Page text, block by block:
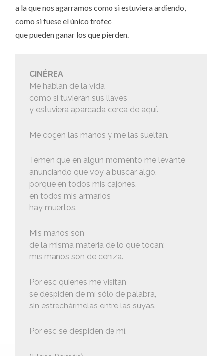
a la que nos agarramos como si estuviera ardiendo,
como si fuese el único trofeo
que pueden ganar los que pierden.
CINÉREA
Me hablan de la vida
como si tuvieran sus llaves
y estuviera aparcada cerca de aquí.
Me cogen las manos y me las sueltan.
Temen que en algún momento me levante
anunciando que voy a buscar algo,
porque en todos mis cajones,
en todos mis armarios,
hay muertos.
Mis manos son
de la misma materia de lo que tocan:
mis manos son de ceniza.
Por eso quienes me visitan
se despiden de mí sólo de palabra,
sin estrechármelas entre las suyas.
Por eso se despiden de mí.